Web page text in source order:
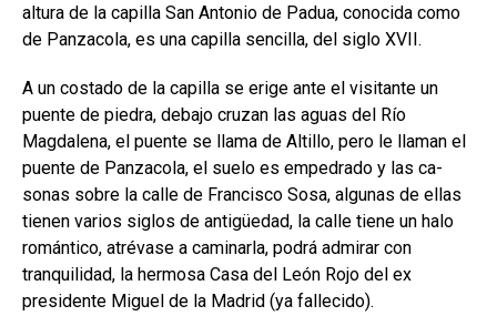
altura de la capilla San Anto­nio de Padua, conocida como
de Panzacola, es una capilla sencilla, del siglo XVII.
A un costado de la capilla se erige ante el visitante un
puen­te de piedra, debajo cruzan las aguas del Río
Magdalena, el puente se llama de Altillo, pero le llaman el
puente de Panzacola, el suelo es empedrado y las ca­
sonas sobre la calle de Francisco Sosa, algunas de ellas
tienen va­rios siglos de antigüedad, la calle tiene un halo
romántico, atrévase a caminarla, podrá admirar con
tranquilidad, la hermosa Casa del León Rojo del ex
presidente Mi­guel de la Madrid (ya fallecido).